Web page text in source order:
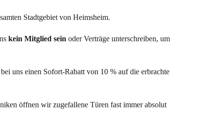
Stadtgebiet von Heimsheim.
kein Mitglied sein oder Verträge unterschreiben, um
uns einen Sofort-Rabatt von 10 % auf die erbrachte
öffnen wir zugefallene Türen fast immer absolut